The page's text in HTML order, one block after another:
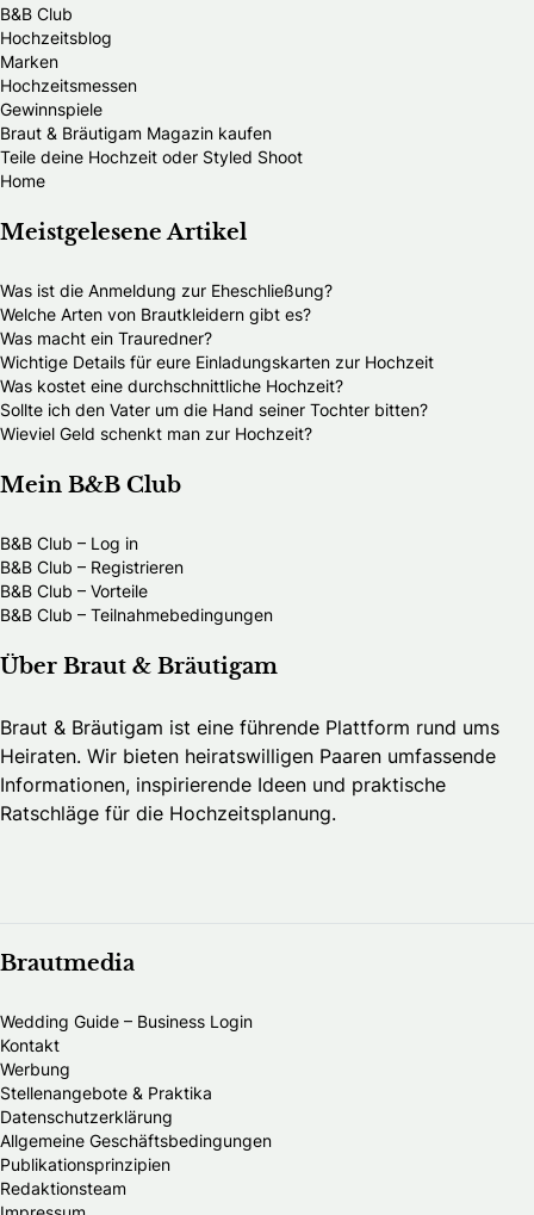
B&B Club
Hochzeitsblog
Marken
Hochzeitsmessen
Gewinnspiele
Braut & Bräutigam Magazin kaufen
Teile deine Hochzeit oder Styled Shoot
Home
Meistgelesene Artikel
Was ist die Anmeldung zur Eheschließung?
Welche Arten von Brautkleidern gibt es?
Was macht ein Trauredner?
Wichtige Details für eure Einladungskarten zur Hochzeit
Was kostet eine durchschnittliche Hochzeit?
Sollte ich den Vater um die Hand seiner Tochter bitten?
Wieviel Geld schenkt man zur Hochzeit?
Mein B&B Club
B&B Club – Log in
B&B Club – Registrieren
B&B Club – Vorteile
B&B Club – Teilnahmebedingungen
Über Braut & Bräutigam
Braut & Bräutigam ist eine führende Plattform rund ums
Heiraten. Wir bieten heiratswilligen Paaren umfassende
Informationen, inspirierende Ideen und praktische
Ratschläge für die Hochzeitsplanung.
Brautmedia
Wedding Guide – Business Login
Kontakt
Werbung
Stellenangebote & Praktika
Datenschutzerklärung
Allgemeine Geschäftsbedingungen
Publikationsprinzipien
Redaktionsteam